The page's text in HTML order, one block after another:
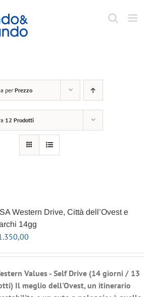
perPrezzo
12 Prodotti
Western Drive, Città dell’Ovest e
14gg
Values - Self Drive (14 giorni / 13
Il meglio dell'Ovest, un itinerario